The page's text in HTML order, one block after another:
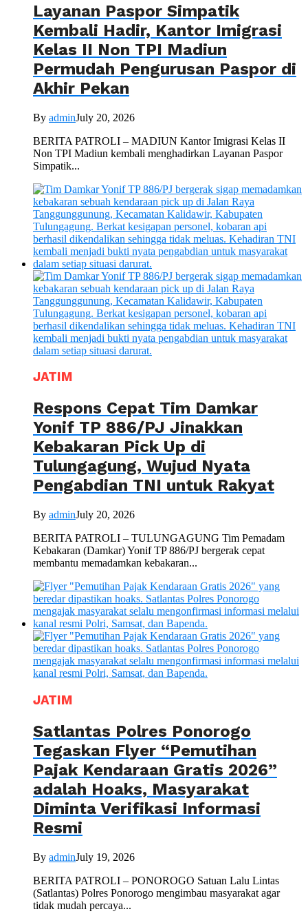
Layanan Paspor Simpatik
Kembali Hadir, Kantor Imigrasi
Kelas II Non TPI Madiun
Permudah Pengurusan Paspor di
Akhir Pekan
By adminJuly 20, 2026
BERITA PATROLI – MADIUN Kantor Imigrasi Kelas II
Non TPI Madiun kembali menghadirkan Layanan Paspor
Simpatik...
JATIM
Respons Cepat Tim Damkar
Yonif TP 886/PJ Jinakkan
Kebakaran Pick Up di
Tulungagung, Wujud Nyata
Pengabdian TNI untuk Rakyat
By adminJuly 20, 2026
BERITA PATROLI – TULUNGAGUNG Tim Pemadam
Kebakaran (Damkar) Yonif TP 886/PJ bergerak cepat
membantu memadamkan kebakaran...
JATIM
Satlantas Polres Ponorogo
Tegaskan Flyer “Pemutihan
Pajak Kendaraan Gratis 2026”
adalah Hoaks, Masyarakat
Diminta Verifikasi Informasi
Resmi
By adminJuly 19, 2026
BERITA PATROLI – PONOROGO Satuan Lalu Lintas
(Satlantas) Polres Ponorogo mengimbau masyarakat agar
tidak mudah percaya...